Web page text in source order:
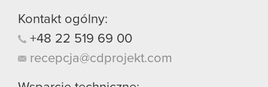
Kontakt ogólny:
+48 22 519 69 00
recepcja@cdprojekt.com